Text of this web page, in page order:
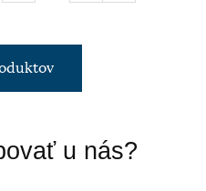
u nás?